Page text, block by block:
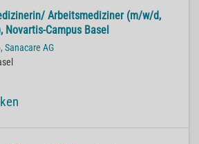
Ar­beits­me­di­zi­ner (m/w/d,
No­var­tis-Cam­pus Basel
Sanacare AG